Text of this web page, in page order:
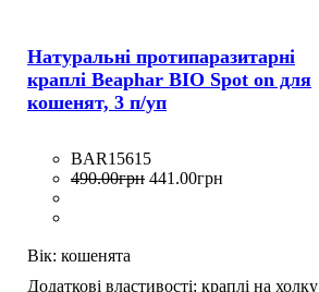
Натуральні протипаразитарні
краплі Beaphar BIO Spot on для
кошенят, 3 п/уп
BAR15615
490.00грн 441 .00грн
Вік: кошенята
Додаткові властивості: краплі на холку